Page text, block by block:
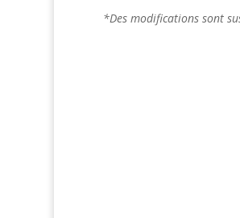
*Des modifications sont